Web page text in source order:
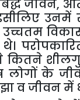
जीवन,
उनमें
उच्चतम
थे।
कितने
लोगों के
वजीवनमें